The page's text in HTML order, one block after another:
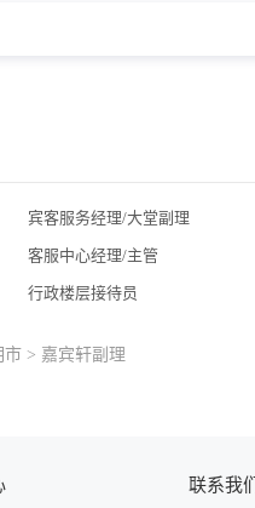
宾客服务经理/大堂副理
客服中心经理/主管
行政楼层接待员
市 > 嘉宾轩副理
联系我们